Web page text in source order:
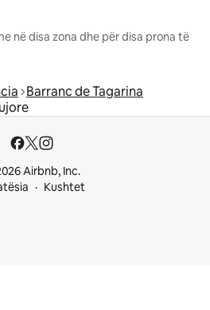
në disa zona dhe për disa prona të
Barranc de Tagarina
Airbnb, Inc.
Kushtet